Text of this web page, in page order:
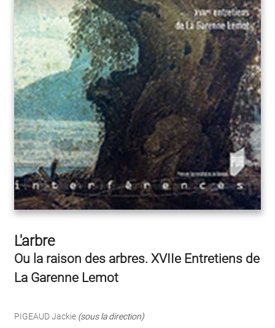
L'arbre
Ou la raison des arbres. XVIIe Entretiens de
La Garenne Lemot
PIGEAUD Jackie (sous la direction)